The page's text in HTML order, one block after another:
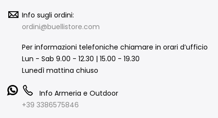
Info sugli ordini:
ordini@buellistore.com
Per informazioni telefoniche chiamare in orari d’ufficio
Lun - Sab 9.00 - 12.30 | 15.00 - 19.30
Lunedì mattina chiuso
Info Armeria e Outdoor
+39 3386575846